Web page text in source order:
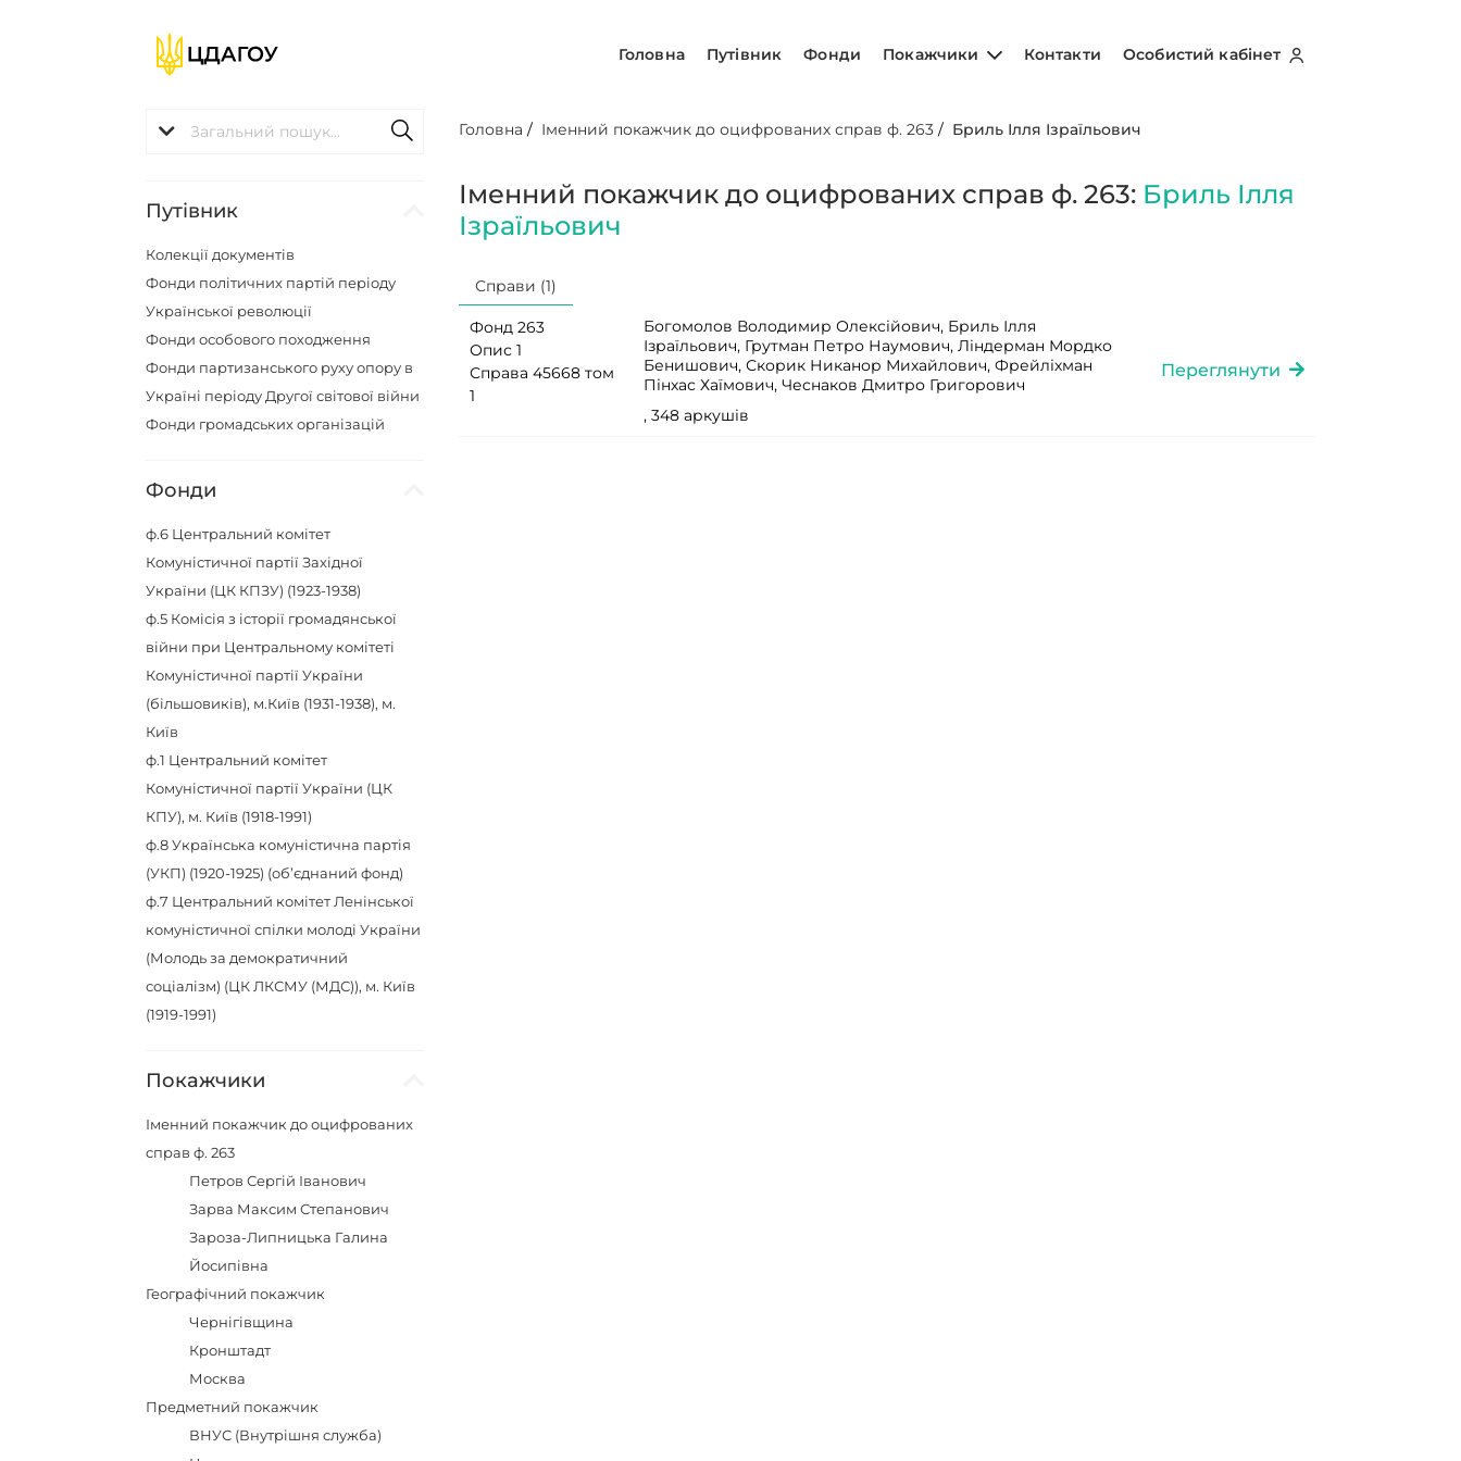
Головна Путівник Фонди Покажчики Контакти Особистий кабінет
Путівник
Колекції документів
Фонди політичних партій періоду
Української революції
Фонди особового походження
Фонди партизанського руху опору в
Україні періоду Другої світової війни
Фонди громадських організацій
Фонди
ф.6 Центральний комітет
Комуністичної партії Західної
України (ЦК КПЗУ) (1923-1938)
ф.5 Комісія з історії громадянської
війни при Центральному комітеті
Комуністичної партії України
(більшовиків), м.Київ (1931-1938), м.
Київ
ф.1 Центральний комітет
Комуністичної партії України (ЦК
КПУ), м. Київ (1918-1991)
ф.8Українська комуністична партія
(УКП) (1920-1925) (об’єднаний фонд)
ф.7 Центральний комітет Ленінської
комуністичної спілки молоді України
(Молодь за демократичний
соціалізм) (ЦК ЛКСМУ (МДС)), м. Київ
(1919-1991)
Покажчики
Іменний покажчик до оцифрованих
справ ф. 263
Петров Сергій Іванович
Зарва Максим Степанович
Зароза-Липницька Галина
Йосипівна
Географічний покажчик
Чернігівщина
Кронштадт
Москва
Предметний покажчик
ВНУС (Внутрішня служба)
Головна / Іменний покажчик до оцифрованих справ ф. 263 / Бриль Ілля Ізраїльович
Іменний покажчик до оцифрованих справ ф. 263: Бриль Ілля
Ізраїльович
Справи (1)
Фонд 263
Опис 1
Справа 45668 том
1
Богомолов Володимир Олексійович, Бриль Ілля
Ізраїльович, Грутман Петро Наумович, Ліндерман Мордко
Бенишович, Скорик Никанор Михайлович, Фрейліхман
Пінхас Хаїмович, Чеснаков Дмитро Григорович
, 348 аркушів
Переглянути